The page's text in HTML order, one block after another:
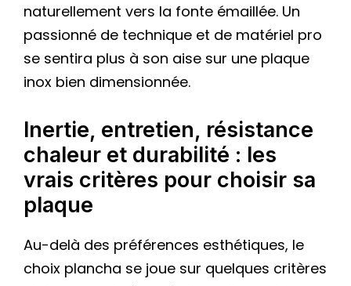
naturellement vers la fonte émaillée. Un
passionné de technique et de matériel pro
se sentira plus à son aise sur une plaque
inox bien dimensionnée.
Inertie, entretien, résistance
chaleur et durabilité : les
vrais critères pour choisir sa
plaque
Au-delà des préférences esthétiques, le
choix plancha se joue sur quelques critères